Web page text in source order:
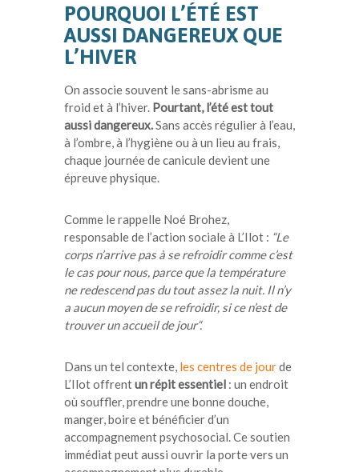
POURQUOI L’ÉTÉ EST
AUSSI DANGEREUX QUE
L’HIVER
On associe souvent le sans-abrisme au
froid et à l’hiver. Pourtant, l’été est tout
aussi dangereux.Sans accès régulier à l’eau,
à l’ombre, à l’hygiène ou à un lieu au frais,
chaque journée de canicule devient une
épreuve physique.
Comme le rappelle Noé Brohez,
responsable de l’action sociale à L’Ilot : “Le
corps n’arrive pas à se refroidir comme c’est
le cas pour nous, parce que la température
ne redescend pas du tout assez la nuit. Il n’y
a aucun moyen de se refroidir, si ce n’est de
trouver un accueil de jour“.
Dans un tel contexte, les centres de jourde
L’Ilot offrentun répit essentiel : un endroit
où souffler, prendre une bonne douche,
manger, boire et bénéficier d’un
accompagnement psychosocial. Ce soutien
immédiat peut aussi ouvrir la porte vers un